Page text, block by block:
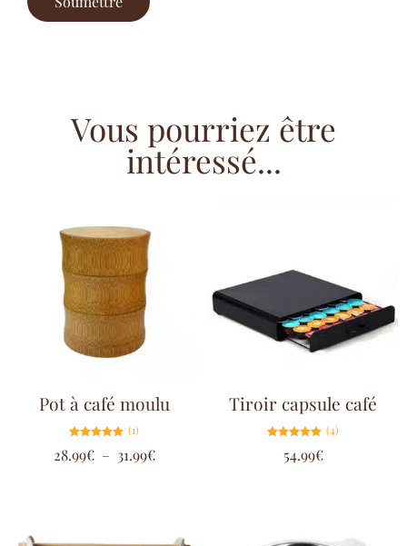
Vous pourriez être
intéressé...
Pot à café moulu
5.00
sur 5
(1)
28.99€ – 31.99€
Tiroir capsule café
5.00
sur 5
(4)
54.99€